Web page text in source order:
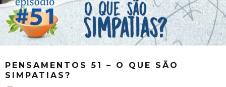
PENSAMENTOS 51 – O QUE SÃO
SIMPATIAS?